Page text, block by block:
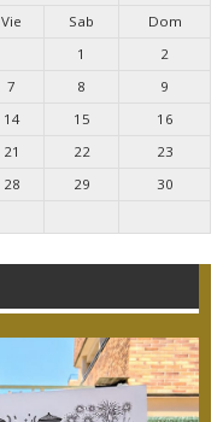
Vie Sab
Dom
1
2
7 8
9
14 15
16
21 22
23
28 29
30